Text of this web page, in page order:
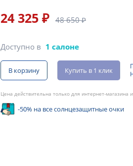
24 325 ₽ 48 650 ₽
Доступно в 1 салоне
В корзину Купить в 1 клик
Цена действительна только для интернет-
-50% на все солнцезащитные очки